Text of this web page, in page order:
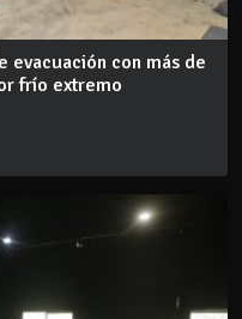
evacuación con más de
frío extremo